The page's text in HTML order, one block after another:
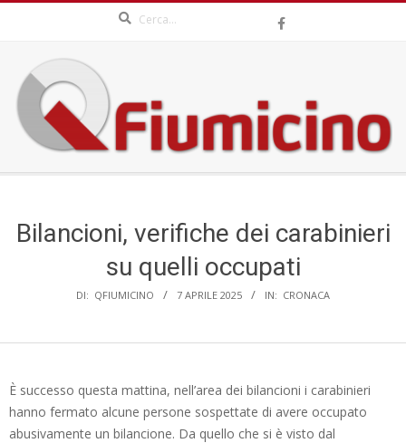
content
QFIUMICINO.COM
MenuBilancioni, verifiche dei carabinieri
su quelli occupati
DI: QFIUMICINO 7 APRILE 2025 IN: CRONACA
È successo questa mattina, nell’area dei bilancioni i carabinieri
hanno fermato alcune persone sospettate di avere occupato
abusivamente un bilancione. Da quello che si è visto dal